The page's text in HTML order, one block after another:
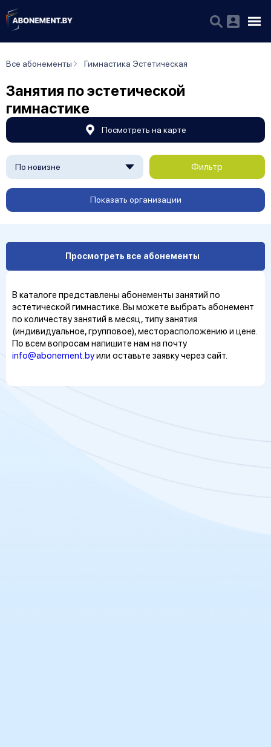
Все абонементы Гимнастика Эстетическая
Занятия по эстетической
гимнастике
Посмотреть на карте
По новизне Фильтр
Показать организации
Просмотреть все абонементы
В каталоге представлены абонементы занятий по
эстетической гимнастике. Вы можете выбрать абонемент
по количеству занятий в месяц, типу занятия
(индивидуальное, групповое), месторасположению и цене.
По всем вопросам напишите нам на почту
info@abonement.byили оставьте заявку через сайт.